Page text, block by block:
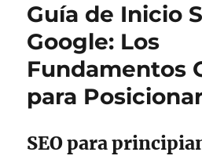
Guía de Inicio
Google: Los
Fundamentos
para
SEO para